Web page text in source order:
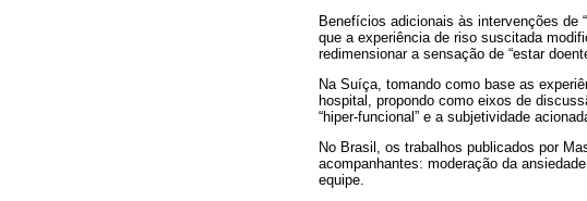
Benefícios adicionais às intervenções de
que a experiência de riso suscitada
redimensionar a sensação de “estar
Na Suíça, tomando como base as
hospital, propondo como eixos de
“hiper-funcional” e a subjetividade
No Brasil, os trabalhos publicados por
acompanhantes: moderação da
equipe.